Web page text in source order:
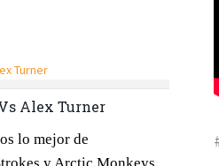
Alex Turner
lo mejor de